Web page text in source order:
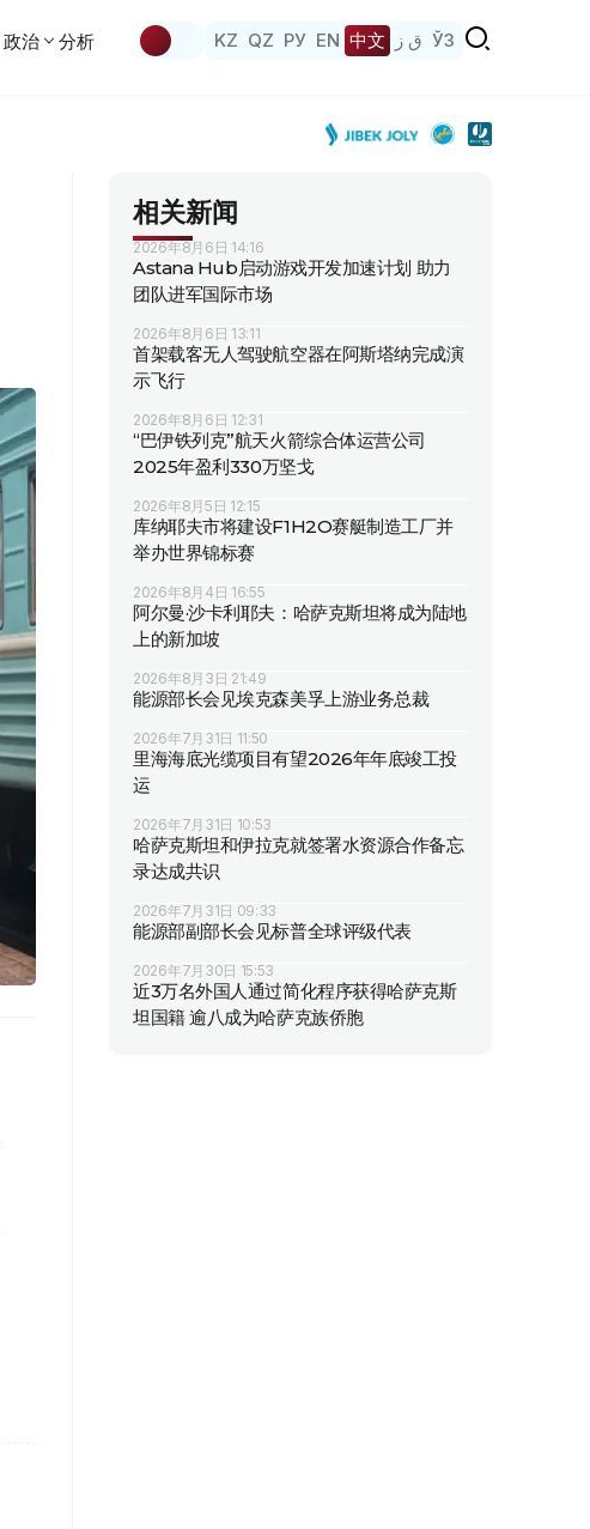
政治 分析 KZ QZ РУ EN 中文 ق ز ЎЗ
相关新闻
2026年8月6日 14:16
Astana Hub启动游戏开发加速计划 助力
团队进军国际市场
2026年8月6日 13:11
首架载客无人驾驶航空器在阿斯塔纳完成演
示飞行
2026年8月6日 12:31
“巴伊铁列克”航天火箭综合体运营公司
2025年盈利330万坚戈
2026年8月5日 12:15
库纳耶夫市将建设F1H2O赛艇制造工厂并
举办世界锦标赛
2026年8月4日 16:55
阿尔曼·沙卡利耶夫：哈萨克斯坦将成为陆地
上的新加坡
2026年8月3日 21:49
能源部长会见埃克森美孚上游业务总裁
2026年7月31日 11:50
里海海底光缆项目有望2026年年底竣工投
运
2026年7月31日 10:53
哈萨克斯坦和伊拉克就签署水资源合作备忘
录达成共识
2026年7月31日 09:33
能源部副部长会见标普全球评级代表
2026年7月30日 15:53
近3万名外国人通过简化程序获得哈萨克斯
坦国籍 逾八成为哈萨克族侨胞